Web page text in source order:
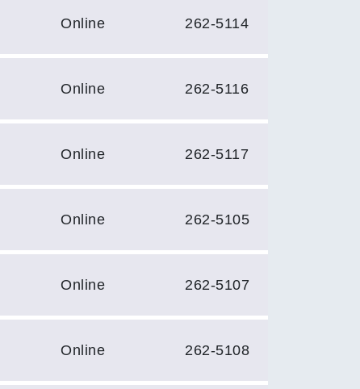
Online 262-5114
Online 262-5116
Online 262-5117
Online 262-5105
Online 262-5107
Online 262-5108